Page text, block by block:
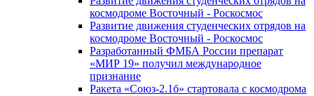
космодроме Восточный - Роскосмос
Развитие движения студенческих отрядов на
космодроме Восточный - Роскосмос
Разработанный ФМБА России препарат
«МИР 19» получил международное
признание
Ракета «Союз-2.1б» стартовала с космодрома